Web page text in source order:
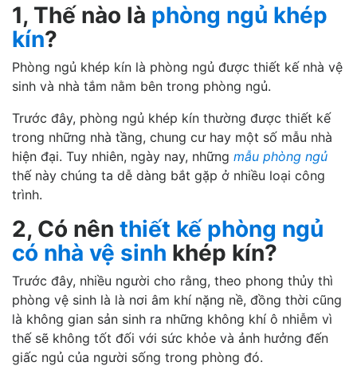
1, Thế nào là phòng ngủ khép
kín?
Phòng ngủ khép kín là phòng ngủ được thiết kế nhà vệ
sinh và nhà tắm nằm bên trong phòng ngủ.
Trước đây, phòng ngủ khép kín thường được thiết kế
trong những nhà tầng, chung cư hay một số mẫu nhà
hiện đại. Tuy nhiên, ngày nay, những mẫu phòng ngủ
thế này chúng ta dễ dàng bắt gặp ở nhiều loại công
trình.
2, Có nên thiết kế phòng ngủ
có nhà vệ sinh khép kín?
Trước đây, nhiều người cho rằng, theo phong thủy thì
phòng vệ sinh là là nơi âm khí nặng nề, đồng thời cũng
là không gian sản sinh ra những không khí ô nhiễm vì
thế sẽ không tốt đối với sức khỏe và ảnh hưởng đến
giấc ngủ của người sống trong phòng đó.